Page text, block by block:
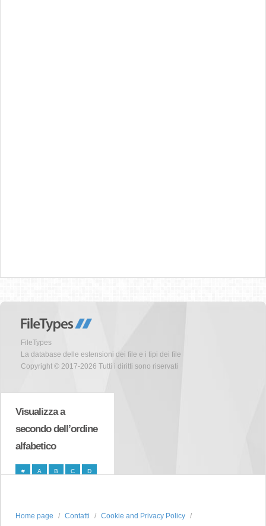
FileTypes
La database delle estensioni dei file e i tipi dei file
Copyright © 2017-2026 Tutti i diritti sono riservati
Visualizza a
secondo dell’ordine
alfabetico
# A B C D
Home page Contatti Cookie and Privacy Policy